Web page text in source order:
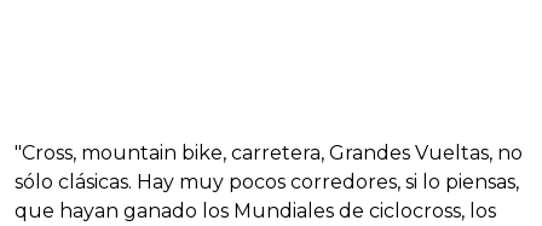
"Cross, mountain bike, carretera, Grandes Vueltas, no
sólo clásicas. Hay muy pocos corredores, si lo piensas,
que hayan ganado los Mundiales de ciclocross, los